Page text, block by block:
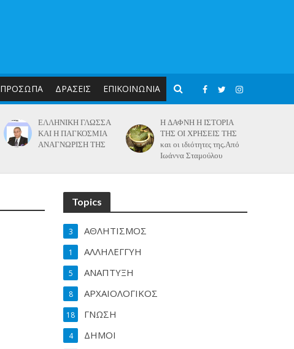
ΠΡΟΣΩΠΑ ΔΡΑΣΕΙΣ ΕΠΙΚΟΙΝΩΝΙΑ
ΕΛΛΗΝΙΚΗ ΓΛΩΣΣΑ
ΚΑΙ Η ΠΑΓΚΟΣΜΙΑ
ΑΝΑΓΝΩΡΙΣΗ ΤΗΣ
Η ΔΑΦΝΗ Η ΙΣΤΟΡΙΑ
ΤΗΣ ΟΙ ΧΡΗΣΕΙΣ ΤΗΣ
και οι ιδιότητες της.Από
Ιωάννα Σταμούλου
Topics
ΑΘΛΗΤΙΣΜΟΣ
3
ΑΛΛΗΛΕΓΓΥΗ
1
ΑΝΑΠΤΥΞΗ
5
ΑΡΧΑΙΟΛΟΓΙΚΟΣ
8
ΓΝΩΣΗ
18
ΔΗΜΟΙ
4